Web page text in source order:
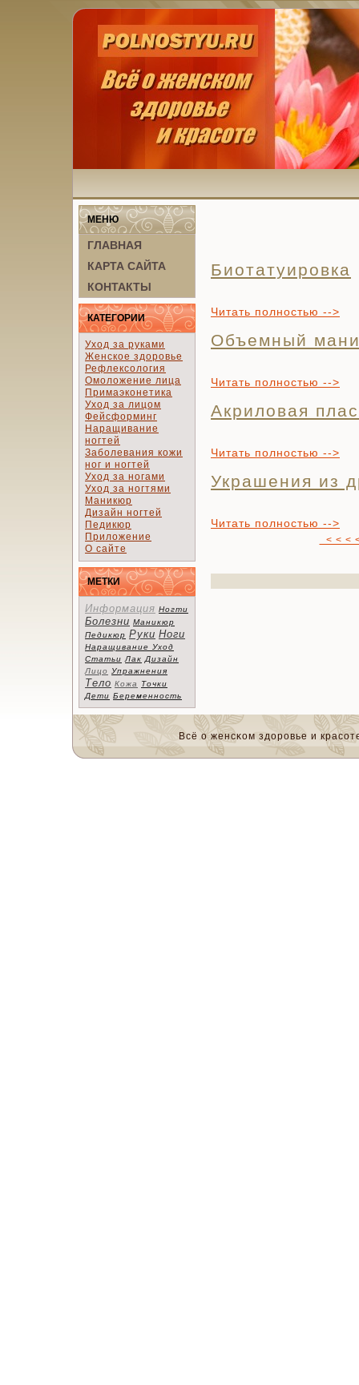
МЕНЮ
ГЛАВНАЯ
КАРТА САЙТА
КОНТАКТЫ
КАТЕГОРИИ
Уход за руками
Женское здоровье
Рефлексология
Омоложение лица
Примаэконетика
Уход за лицом
Фейсформинг
Наращивание
ногтей
Заболевания кожи
ног и ногтей
Уход за ногами
Уход за ногтями
Маникюр
Дизайн ногтей
Педикюр
Приложение
О сайте
МЕТКИ
Информация Ногти
Болезни Маникюр
Педикюр Руки Ноги
Наращивание Уход
Статьи Лак Дизайн
Лицо Упражнения
Тело Кожа
Точки
Дети Беременность
Биотатуировка
Читать полностью -->
Объемный
Читать полностью -->
Акриловая
Читать полностью -->
Украшения из
Читать полностью -->
< < <
Всё о женсκом здоровье и